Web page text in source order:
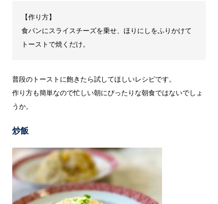
【作り方】
食パンにスライスチーズを乗せ、ほりにしをふりかけて
トーストで焼くだけ。
普段のトーストに飽きたら試してほしいレシピです。
作り方も簡単なので忙しい朝にぴったりな朝食ではないでしょ
うか。
炒飯